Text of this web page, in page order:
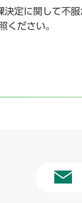
定に関して不
ください。